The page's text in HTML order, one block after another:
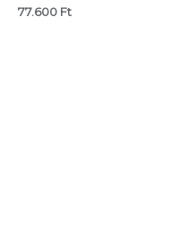
Értékelés:
0
77.600 Ft